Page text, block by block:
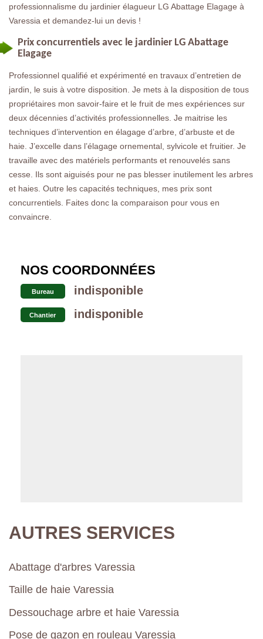
professionnalisme du jardinier élagueur LG Abattage Elagage à
Varessia et demandez-lui un devis !
Prix concurrentiels avec le jardinier LG Abattage
Elagage
Professionnel qualifié et expérimenté en travaux d’entretien de
jardin, le suis à votre disposition. Je mets à la disposition de tous
propriétaires mon savoir-faire et le fruit de mes expériences sur
deux décennies d’activités professionnelles. Je maitrise les
techniques d’intervention en élagage d’arbre, d’arbuste et de
haie. J’excelle dans l’élagage ornemental, sylvicole et fruitier. Je
travaille avec des matériels performants et renouvelés sans
cesse. Ils sont aiguisés pour ne pas blesser inutilement les arbres
et haies. Outre les capacités techniques, mes prix sont
concurrentiels. Faites donc la comparaison pour vous en
convaincre.
NOS COORDONNÉES
Bureau indisponible
Chantier indisponible
AUTRES SERVICES
Abattage d'arbres Varessia
Taille de haie Varessia
Dessouchage arbre et haie Varessia
Pose de gazon en rouleau Varessia